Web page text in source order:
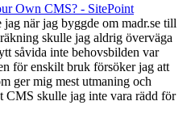
Own CMS? - SitePoint
jag när jag byggde om madr.se till
skulle jag aldrig överväga
såvida inte behovsbilden var
för enskilt bruk försöker jag att
ger mig mest utmaning och
CMS skulle jag inte vara rädd för